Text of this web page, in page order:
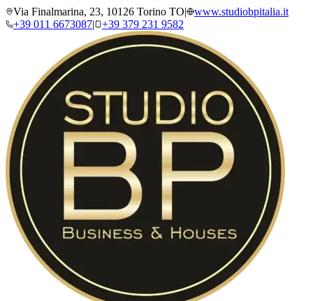
Via Finalmarina, 23, 10126 Torino TO|
www.studiobpitalia.it
+39 011 6673087| +39 379 231 9582